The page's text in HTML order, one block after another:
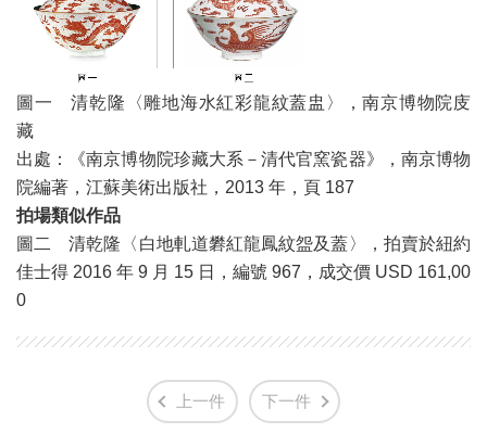
圖一 清乾隆〈雕地海水紅彩龍紋蓋盅〉，南京博物院庋
藏
出處：《南京博物院珍藏大系－清代官窯瓷器》，南京博物
院編著，江蘇美術出版社，2013 年，頁 187
拍場類似作品
圖二 清乾隆〈白地軋道礬紅龍鳳紋盌及蓋〉，拍賣於紐約
佳士得 2016 年 9 月 15 日，編號 967，成交價 USD 161,00
0
上一件 下一件